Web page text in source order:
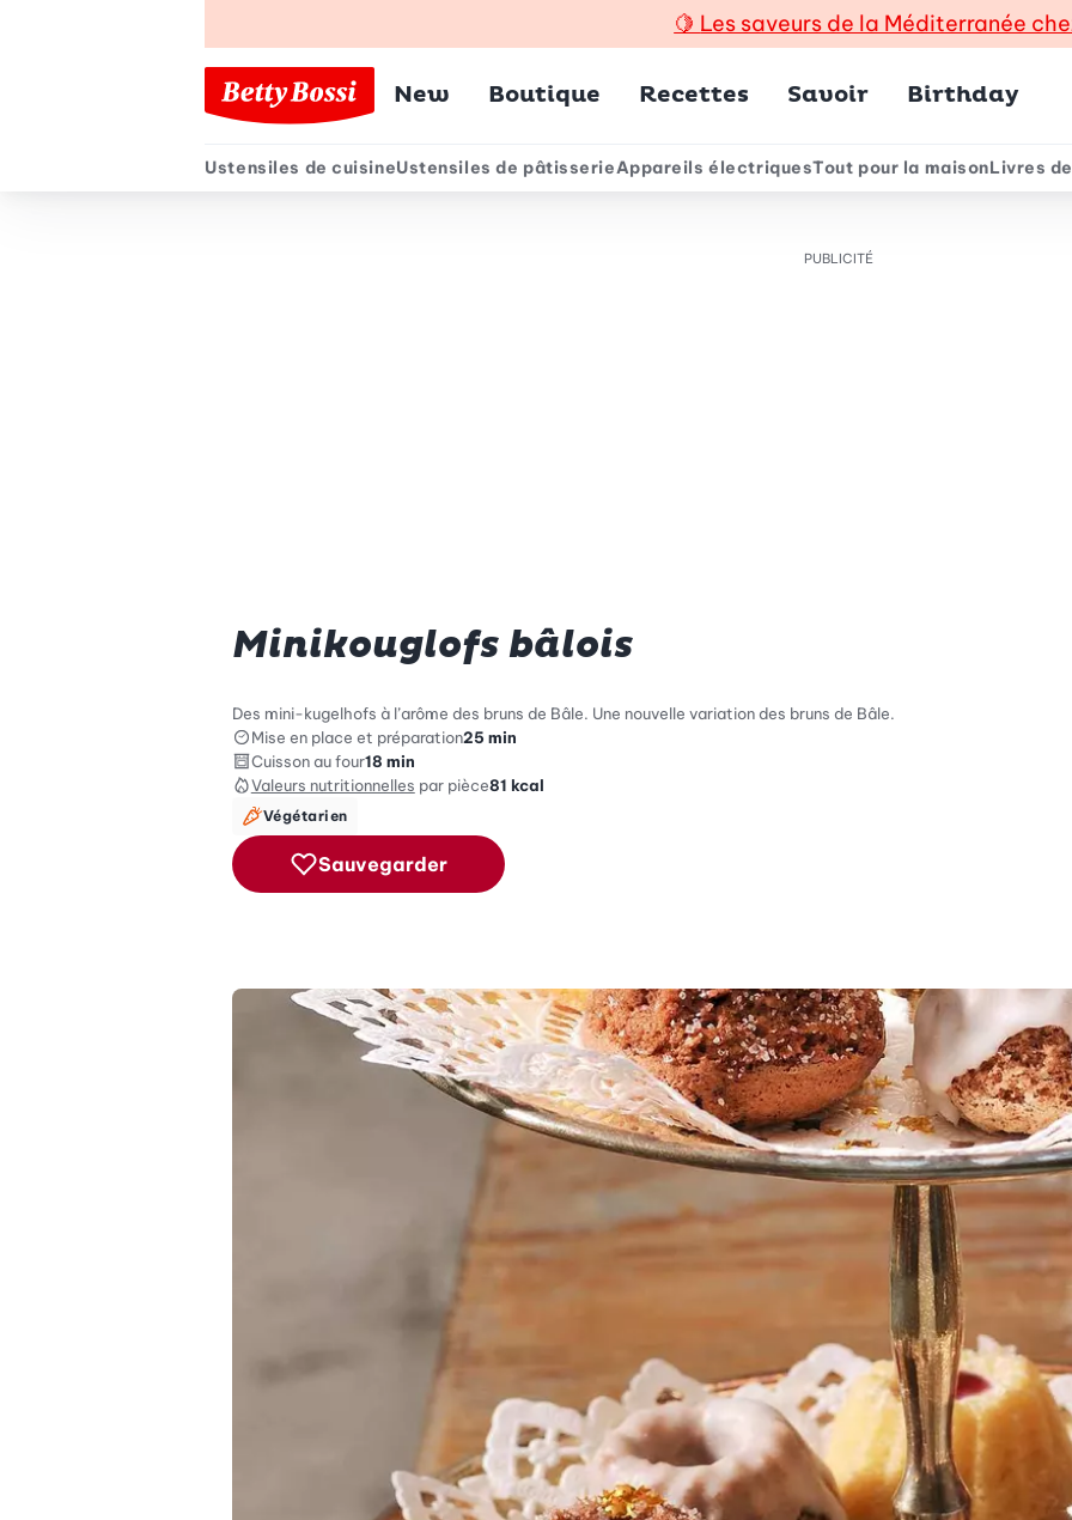
🍋 Les saveurs de la Méditerranée
Menu principal
New Boutique Recettes Savoir Birthday
Menu secondaire
Ustensiles de cuisineUstensiles de pâtisserieAppareils électriquesTout pour la maisonLivres
PUBLICITÉ
Minikouglofs bâlois
Des mini-kugelhofs à l’arôme des bruns de Bâle. Une nouvelle variation des bruns de Bâle.
Mise en place et préparation25 min
Cuisson au four18 min
Valeurs nutritionnelles par pièce81 kcal
Végétarien
Sauvegarder